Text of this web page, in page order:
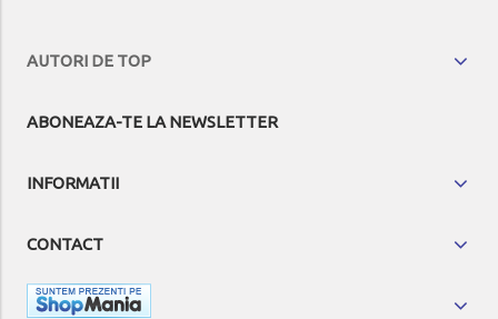
AUTORI DE TOP
ABONEAZA-TE LA NEWSLETTER
INFORMATII
CONTACT